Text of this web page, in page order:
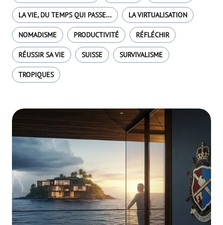
LA VIE, DU TEMPS QUI PASSE... LA VIRTUALISATION
NOMADISME PRODUCTIVITÉ RÉFLÉCHIR
RÉUSSIR SA VIE SUISSE SURVIVALISME
TROPIQUES